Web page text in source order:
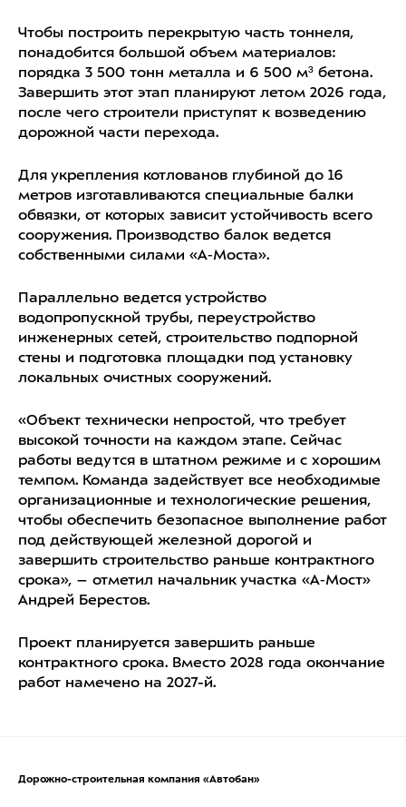
Чтобы построить перекрытую часть тоннеля,
понадобится большой объем материалов:
порядка 3 500 тонн металла и 6 500 м³ бетона.
Завершить этот этап планируют летом 2026 года,
после чего строители приступят к возведению
дорожной части перехода.
Для укрепления котлованов глубиной до 16
метров изготавливаются специальные балки
обвязки, от которых зависит устойчивость всего
сооружения. Производство балок ведется
собственными силами «А‑Моста».
Параллельно ведется устройство
водопропускной трубы, переустройство
инженерных сетей, строительство подпорной
стены и подготовка площадки под установку
локальных очистных сооружений.
«Объект технически непростой, что требует
высокой точности на каждом этапе. Сейчас
работы ведутся в штатном режиме и с хорошим
темпом. Команда задействует все необходимые
организационные и технологические решения,
чтобы обеспечить безопасное выполнение работ
под действующей железной дорогой и
завершить строительство раньше контрактного
срока», – отметил начальник участка «А‑Мост»
Андрей Берестов.
Проект планируется завершить раньше
контрактного срока. Вместо 2028 года окончание
работ намечено на 2027-й.
Дорожно-строительная компания «Автобан»